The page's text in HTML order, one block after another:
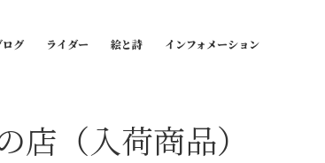
ログ ライダー 絵と詩 インフォメーション
店（入荷商品）